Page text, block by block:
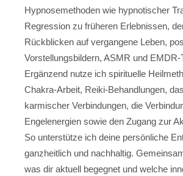
Hypnosemethoden wie hypnotischer
Regression zu früheren Erlebnissen,
Rückblicken auf vergangene Leben,
Vorstellungsbildern, ASMR und EMDR-
Ergänzend nutze ich spirituelle
Chakra-Arbeit, Reiki-Behandlungen,
karmischer Verbindungen, die
Engelenergien sowie den Zugang zur
So unterstütze ich deine persönliche
ganzheitlich und nachhaltig.
was dir aktuell begegnet und welche